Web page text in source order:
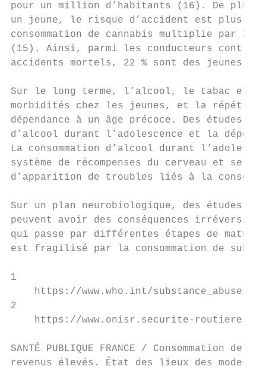
pour un million d’habitants (16). De plus,
un jeune, le risque d’accident est plus
consommation de cannabis multiplie par
(15). Ainsi, parmi les conducteurs
accidents mortels, 22 % sont des jeunes
Sur le long terme, l’alcool, le tabac et le
morbidités chez les jeunes, et la
dépendance à un âge précoce. Des études
d’alcool durant l’adolescence et la
La consommation d’alcool durant
système de récompenses du cerveau et se
d’apparition de troubles liés à la
Sur un plan neurobiologique, des études
peuvent avoir des conséquences
qui passe par différentes étapes de
est fragilisé par la consommation de
1
https://www.who.int/substance_abuse/
2
https://www.onisr.securite-
SANTÉ PUBLIQUE FRANCE / Consommation
revenus élevés. État des lieux des modes